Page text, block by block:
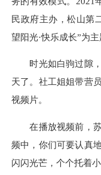
民政府主办，松山第
望阳光·快乐成长”为
时光如白驹过隙
天了。社工姐姐带营
视频片。
在播放视频前，
频中， 你们可要认真
闪闪光芒，个个托着小